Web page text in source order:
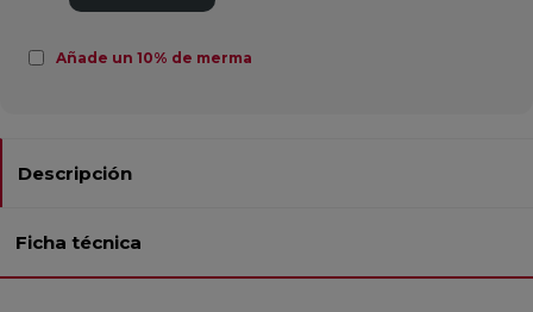
Añade un 10% de merma
Descripción
Ficha técnica